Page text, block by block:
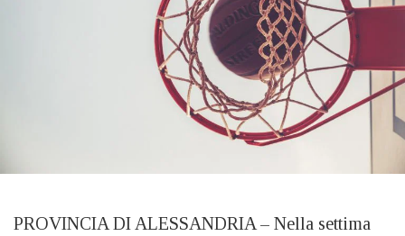
PROVINCIA DI ALESSANDRIA – Nella settima